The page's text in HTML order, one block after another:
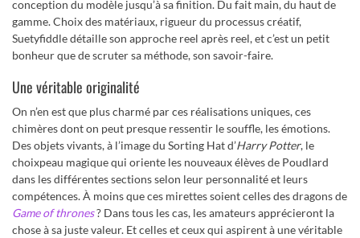
conception du modèle jusqu’à sa finition. Du fait main, du haut de
gamme. Choix des matériaux, rigueur du processus créatif,
Suetyfiddle détaille son approche reel après reel, et c’est un petit
bonheur que de scruter sa méthode, son savoir-faire.
Une véritable originalité
On n’en est que plus charmé par ces réalisations uniques, ces
chimères dont on peut presque ressentir le souffle, les émotions.
Des objets vivants, à l’image du Sorting Hat d’Harry Potter, le
choixpeau magique qui oriente les nouveaux élèves de Poudlard
dans les différentes sections selon leur personnalité et leurs
compétences. À moins que ces mirettes soient celles des dragons de
Game of thrones? Dans tous les cas, les amateurs apprécieront la
chose à sa juste valeur. Et celles et ceux qui aspirent à une véritable